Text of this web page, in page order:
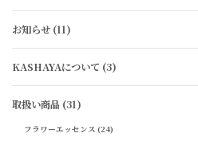
お知らせ (11)
KASHAYAについて (3)
取扱い商品 (31)
フラワーエッセンス (24)